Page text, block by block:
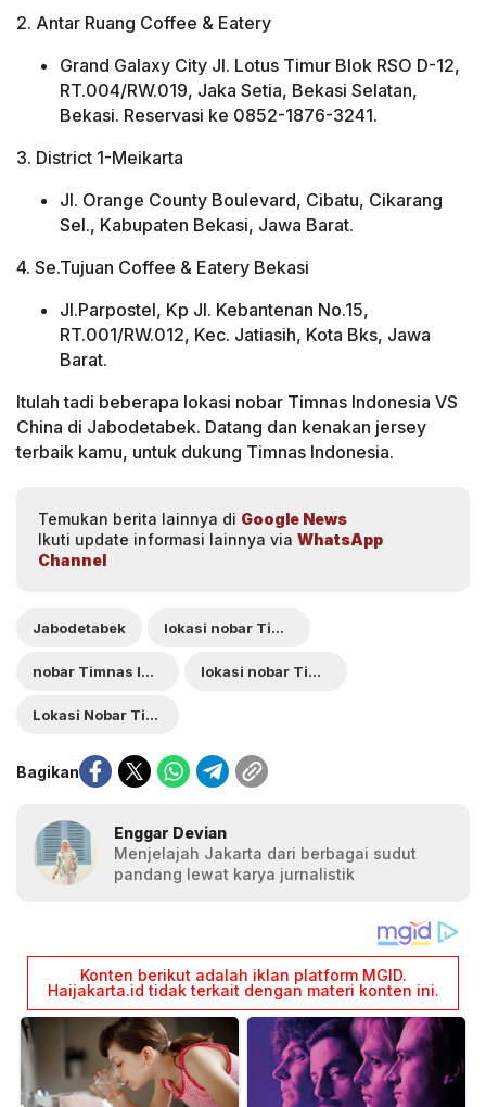
2. Antar Ruang Coffee & Eatery
Grand Galaxy City Jl. Lotus Timur Blok RSO D-12,
RT.004/RW.019, Jaka Setia, Bekasi Selatan,
Bekasi. Reservasi ke 0852-1876-3241.
3. District 1-Meikarta
Jl. Orange County Boulevard, Cibatu, Cikarang
Sel., Kabupaten Bekasi, Jawa Barat.
4. Se.Tujuan Coffee & Eatery Bekasi
Jl.Parpostel, Kp Jl. Kebantenan No.15,
RT.001/RW.012, Kec. Jatiasih, Kota Bks, Jawa
Barat.
Itulah tadi beberapa lokasi nobar Timnas Indonesia VS
China di Jabodetabek. Datang dan kenakan jersey
terbaik kamu, untuk dukung Timnas Indonesia.
Temukan berita lainnya di Google News
Ikuti update informasi lainnya via WhatsApp
Channel
Jabodetabek lokasi nobar Timnas Indonesia VS China di Jakarta
nobar Timnas Indonesia vs China di Tangerang lokasi nobar Timnas Indonesia vs China di Bogor
Lokasi Nobar Timnas Indonesia vs China di Jabodetabek
Bagikan
Enggar Devian
Menjelajah Jakarta dari berbagai sudut
pandang lewat karya jurnalistik